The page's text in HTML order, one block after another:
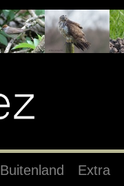
Buitenland Extra